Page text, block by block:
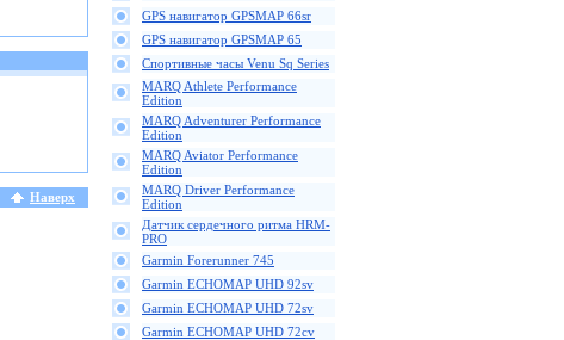
Наверх
GPS навигатор GPSMAP 66sr
GPS навигатор GPSMAP 65
Спортивные часы Venu Sq Series
MARQ Athlete Performance
Edition
MARQ Adventurer Performance
Edition
MARQ Aviator Performance
Edition
MARQ Driver Performance
Edition
Датчик сердечного ритма HRM-
PRO
Garmin Forerunner 745
Garmin ECHOMAP UHD 92sv
Garmin ECHOMAP UHD 72sv
Garmin ECHOMAP UHD 72cv